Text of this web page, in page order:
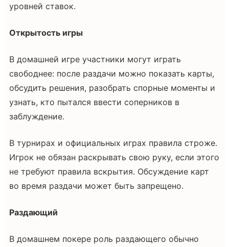
уровней ставок.
Открытость игры
В домашней игре участники могут играть
свободнее: после раздачи можно показать карты,
обсудить решения, разобрать спорные моменты и
узнать, кто пытался ввести соперников в
заблуждение.
В турнирах и официальных играх правила строже.
Игрок не обязан раскрывать свою руку, если этого
не требуют правила вскрытия. Обсуждение карт
во время раздачи может быть запрещено.
Раздающий
В домашнем покере роль раздающего обычно